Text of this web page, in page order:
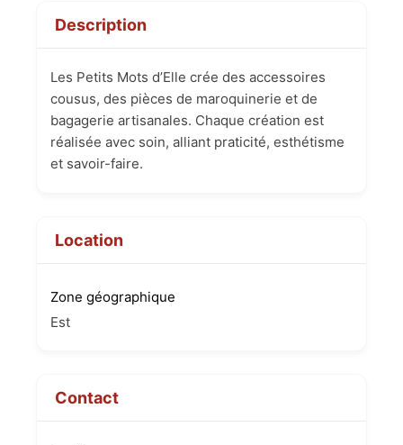
Description
Les Petits Mots d’Elle crée des accessoires
cousus, des pièces de maroquinerie et de
bagagerie artisanales. Chaque création est
réalisée avec soin, alliant praticité, esthétisme
et savoir-faire.
Location
Zone géographique
Est
Contact